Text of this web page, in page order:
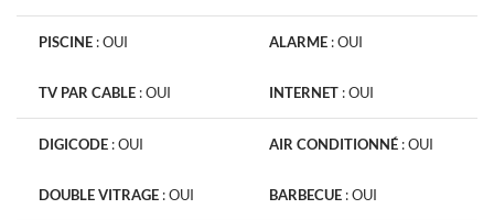
PISCINE :OUI ALARME :OUI
TV PAR CABLE :OUI
DIGICODE :OUI
INTERNET :OUI
AIR CONDITIONNÉ :OUI
DOUBLE VITRAGE :OUI BARBECUE :OUI